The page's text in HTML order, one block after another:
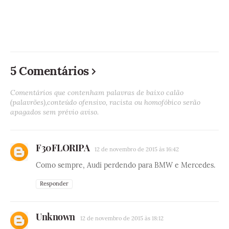
5 Comentários
Comentários que contenham palavras de baixo calão
(palavrões),conteúdo ofensivo, racista ou homofóbico serão
apagados sem prévio aviso.
F30FLORIPA 12 de novembro de 2015 às 16:42
Como sempre, Audi perdendo para BMW e Mercedes.
Responder
Unknown 12 de novembro de 2015 às 18:12